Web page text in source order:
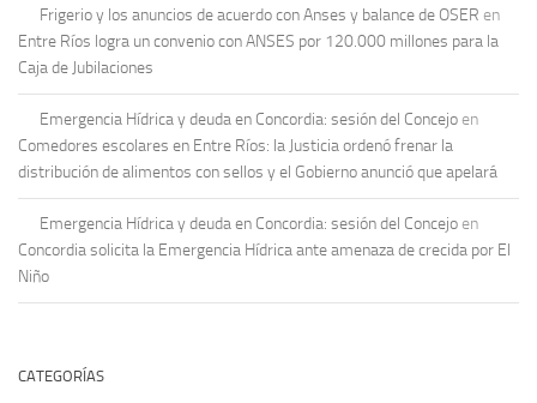
Frigerio y los anuncios de acuerdo con Anses y balance de OSER en
Entre Ríos logra un convenio con ANSES por 120.000 millones para la
Caja de Jubilaciones
Emergencia Hídrica y deuda en Concordia: sesión del Concejo en
Comedores escolares en Entre Ríos: la Justicia ordenó frenar la
distribución de alimentos con sellos y el Gobierno anunció que apelará
Emergencia Hídrica y deuda en Concordia: sesión del Concejo en
Concordia solicita la Emergencia Hídrica ante amenaza de crecida por El
Niño
CATEGORÍAS